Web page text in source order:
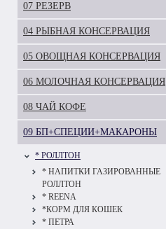
07 РЕЗЕРВ
04 РЫБНАЯ КОНСЕРВАЦИЯ
05 ОВОЩНАЯ КОНСЕРВАЦИЯ
06 МОЛОЧНАЯ КОНСЕРВАЦИЯ
08 ЧАЙ КОФЕ
09 БП+СПЕЦИИ+МАКАРОНЫ
* РОЛЛТОН
* НАПИТКИ ГАЗИРОВАННЫЕ
РОЛЛТОН
* REENA
*КОРМ ДЛЯ КОШЕК
* ПЕТРА